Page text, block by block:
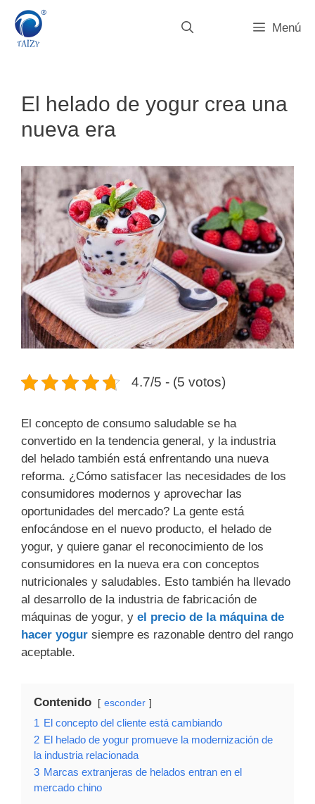
Saltar
contenido
Menú
El helado de yogur crea una
nueva era
4.7/5 - (5 votos)
El concepto de consumo saludable se ha
convertido en la tendencia general, y la industria
del helado también está enfrentando una nueva
reforma. ¿Cómo satisfacer las necesidades de los
consumidores modernos y aprovechar las
oportunidades del mercado? La gente está
enfocándose en el nuevo producto, el helado de
yogur, y quiere ganar el reconocimiento de los
consumidores en la nueva era con conceptos
nutricionales y saludables. Esto también ha llevado
al desarrollo de la industria de fabricación de
máquinas de yogur, y el precio de la máquina de
hacer yogur siempre es razonable dentro del rango
aceptable.
Contenido esconder
1 El concepto del cliente está cambiando
2 El helado de yogur promueve la modernización de
la industria relacionada
3 Marcas extranjeras de helados entran en el
mercado chino